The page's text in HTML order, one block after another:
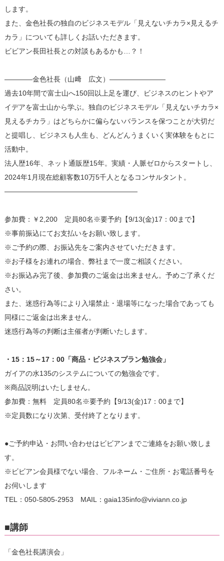
します。
また、金色社長の独自のビジネスモデル「見えないチカラ×見えるチ
カラ」についても詳しくお話いただきます。
ビビアン長田社長との対談もあるかも…？！
――――金色社長（山﨑 広文）――――――――
過去10年間で富士山へ150回以上足を運び、ビジネスのヒントやア
イデアを富士山から学ぶ。独自のビジネスモデル「見えないチカラ×
見えるチカラ」はどちらかに偏らないバランスを保つことが大切だ
と提唱し、ビジネスも人生も、どんどんうまくいく実体験をもとに
活動中。
法人歴16年、ネット通販歴15年。実績・人脈ゼロからスタートし、
2024年1月現在総顧客数10万5千人となるコンサルタント。
―――――――――――――――――――
参加費：￥2,200 定員80名※要予約【9/13(金)17：00まで】
※事前振込にてお支払いをお願い致します。
※ご予約の際、お振込先をご案内させていただきます。
※お子様をお連れの場合、弊社まで一度ご相談ください。
※お振込み完了後、参加費のご返金は出来ません。予めご了承くだ
さい。
また、迷惑行為等により入場禁止・退場等になった場合であっても
同様にご返金は出来ません。
迷惑行為等の判断は主催者が判断いたします。
・15：15～17：00「商品・ビジネスプラン勉強会」
ガイアの水135のシステムについての勉強会です。
※商品説明はいたしません。
参加費：無料 定員80名※要予約【9/13(金)17：00まで】
※定員数になり次第、受付終了となります。
●ご予約申込・お問い合わせはビビアンまでご連絡をお願い致しま
す。
※ビビアン会員様でない場合、フルネーム・ご住所・お電話番号を
お伺いします
TEL：050-5805-2953 MAIL：gaia135info@viviann.co.jp
■講師
「金色社長講演会」